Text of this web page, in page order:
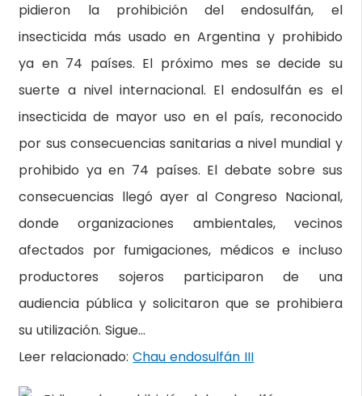
pidieron la prohibición del endosulfán, el
insecticida más usado en Argentina y prohibido
ya en 74 países. El próximo mes se decide su
suerte a nivel internacional. El endosulfán es el
insecticida de mayor uso en el país, reconocido
por sus consecuencias sanitarias a nivel mundial y
prohibido ya en 74 países. El debate sobre sus
consecuencias llegó ayer al Congreso Nacional,
donde organizaciones ambientales, vecinos
afectados por fumigaciones, médicos e incluso
productores sojeros participaron de una
audiencia pública y solicitaron que se prohibiera
su utilización.Sigue…
Leer relacionado:Chau endosulfán III